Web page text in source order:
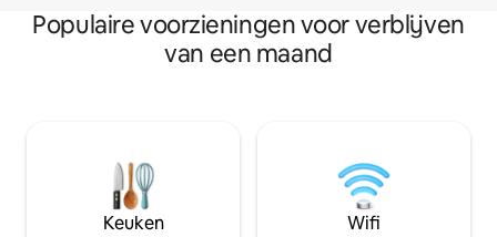
Populaire voorzieningen voor verblijven
van een maand
Keuken Wifi